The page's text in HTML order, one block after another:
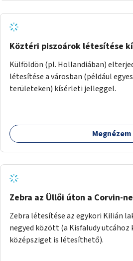
Köztéri piszoárok létesítése
Külföldön (pl. Hollandiában)
létesítése a városban (például
területeken) kísérleti jelleggel.
Megnézem
Zebra az Üllői úton a Corvin-
Zebra létesítése az egykori Kilián
negyed között (a Kisfaludy utcához
középsziget is létesíthető).